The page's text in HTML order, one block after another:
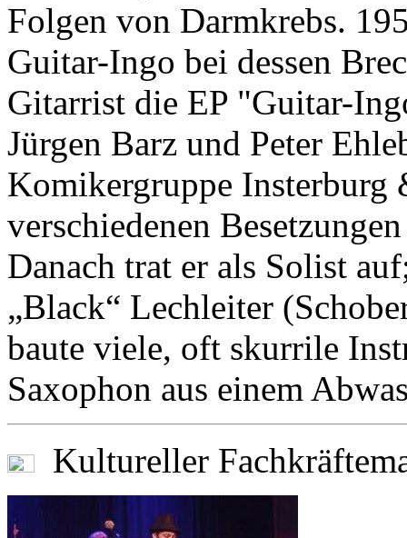
Folgen von Darmkrebs.
Guitar-Ingo bei dessen
Gitarrist die EP "Guitar-
Jürgen Barz und Peter
Komikergruppe
verschiedenen
Danach trat er als Solist
„Black“ Lechleiter
baute viele, oft skurrile
Saxophon aus einem
Kultureller